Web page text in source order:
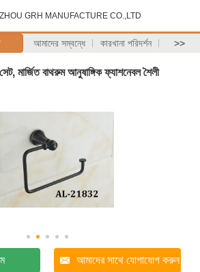
GRH MANUFACTURE CO.,LTD
আমাদের সম্বন্ধে কারখানা পরিদর্শন >>
মার্জিত বাথরুম আনুষাঙ্গিক ফ্যাশনেবল শৈলী
আমাদের সাথে যোগাযোগ করুন